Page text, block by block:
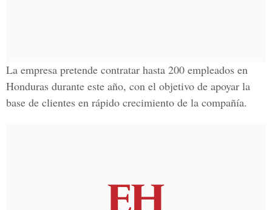
La empresa pretende contratar hasta 200 empleados en
Honduras durante este año, con el objetivo de apoyar la
base de clientes en rápido crecimiento de la compañía.